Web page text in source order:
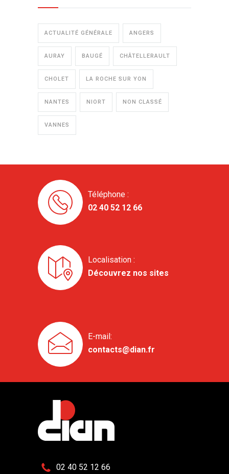
ACTUALITÉ GÉNÉRALE ANGERS
AURAY BAUGÉ CHÂTELLERAULT
CHOLET LA ROCHE SUR YON
NANTES NIORT NON CLASSÉ
VANNES
Téléphone :
02 40 52 12 66
Localisation :
Découvrez nos sites
E-mail:
contacts@dian.fr
02 40 52 12 66